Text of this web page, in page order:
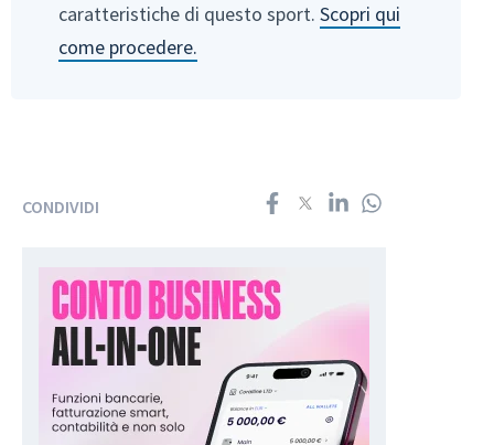
caratteristiche di questo sport. Scopri qui
come procedere.
CONDIVIDI